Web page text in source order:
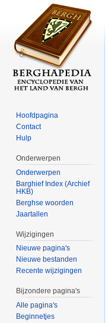
Hoofdpagina
Contact
Hulp
Onderwerpen
Onderwerpen
Barghief Index (Archief
HKB)
Berghse woorden
Jaartallen
Wijzigingen
Nieuwe pagina's
Nieuwe bestanden
Recente wijzigingen
Bijzondere pagina's
Alle pagina's
Beginnetjes